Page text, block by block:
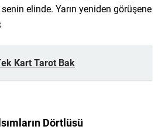
elinde. Yarın yeniden görüşene
Kart Tarot Bak
Dörtlüsü